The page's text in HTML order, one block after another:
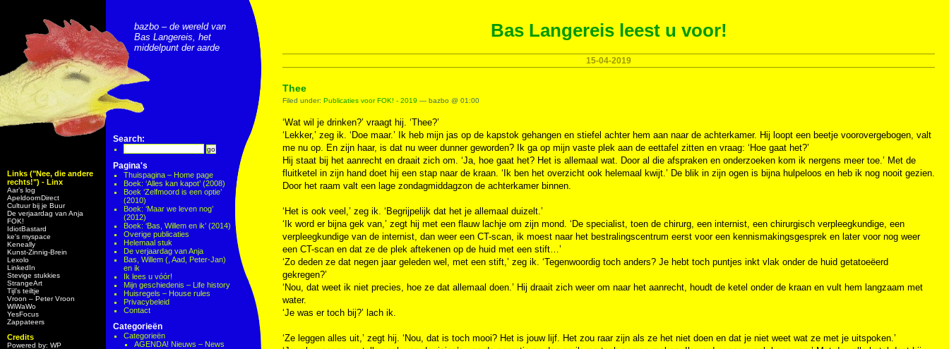
Links ("Nee, die andere
rechts!") - Linx
Aar’s log
ApeldoornDirect
Cultuur bij je Buur
De verjaardag van Anja
FOK!
IdiotBastard
ke's myspace
Keneally
Kunst-Zinnig-Brein
Lexolo
LinkedIn
Stevige stukkies
StrangeArt
Tijl’s teiltje
Vroon – Peter Vroon
WiWaWo
YesFocus
Zappateers
Credits
Powered by: WP
bazbo – de wereld van
Bas Langereis, het
middelpunt der aarde
Search:
Pagina's
Thuispagina – Home page
Boek: ‘Alles kan kapot’ (2008)
Boek ‘Zelfmoord is een optie’
(2010)
Boek: ‘Maar we leven nog’
(2012)
Boek: ‘Bas, Willem en ik’ (2014)
Overige publicaties
Helemaal stuk
De verjaardag van Anja
Bas, Willem (, Aad, Peter-Jan)
en ik
Ik lees u vóór!
Mijn geschiedenis – Life history
Huisregels – House rules
Privacybeleid
Contact
Categorieën
Categorieën
AGENDA! Nieuws – News
Bas Langereis leest u voor!
15-04-2019
Thee
Filed under: Publicaties voor FOK! - 2019 — bazbo @ 01:00
‘Wat wil je drinken?’ vraagt hij. ‘Thee?’
‘Lekker,’ zeg ik. ‘Doe maar.’ Ik heb mijn jas op de kapstok gehangen en stiefel achter hem aan naar de achterkamer. Hij loopt een beetje voorovergebogen, valt
me nu op. En zijn haar, is dat nu weer dunner geworden? Ik ga op mijn vaste plek aan de eettafel zitten en vraag: ‘Hoe gaat het?’
Hij staat bij het aanrecht en draait zich om. ‘Ja, hoe gaat het? Het is allemaal wat. Door al die afspraken en onderzoeken kom ik nergens meer toe.’ Met de
fluitketel in zijn hand doet hij een stap naar de kraan. ‘Ik ben het overzicht ook helemaal kwijt.’ De blik in zijn ogen is bijna hulpeloos en heb ik nog nooit gezien.
Door het raam valt een lage zondagmiddagzon de achterkamer binnen.
‘Het is ook veel,’ zeg ik. ‘Begrijpelijk dat het je allemaal duizelt.’
‘Ik word er bijna gek van,’ zegt hij met een flauw lachje om zijn mond. ‘De specialist, toen de chirurg, een internist, een chirurgisch verpleegkundige, een
verpleegkundige van de internist, dan weer een CT-scan, ik moest naar het bestralingscentrum eerst voor een kennismakingsgesprek en later voor nog weer
een CT-scan en dat ze de plek aftekenen op de huid met een stift…’
‘Zo deden ze dat negen jaar geleden wel, met een stift,’ zeg ik. ‘Tegenwoordig toch anders? Je hebt toch puntjes inkt vlak onder de huid getatoeëerd
gekregen?’
‘Nou, dat weet ik niet precies, hoe ze dat allemaal doen.’ Hij draait zich weer om naar het aanrecht, houdt de ketel onder de kraan en vult hem langzaam met
water.
‘Je was er toch bij?’ lach ik.
‘Ze leggen alles uit,’ zegt hij. ‘Nou, dat is toch mooi? Het is jouw lijf. Het zou raar zijn als ze het niet doen en dat je niet weet wat ze met je uitspoken.’